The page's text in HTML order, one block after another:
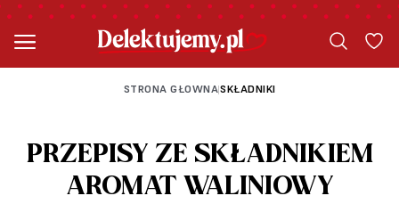
STRONA GŁOWNA|SKŁADNIKI
PRZEPISY ZE SKŁADNIKIEM
AROMAT WALINIOWY